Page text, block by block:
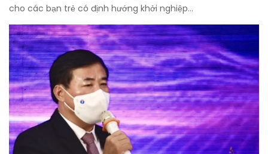
cho các bạn trẻ có định hướng khởi nghiệp…